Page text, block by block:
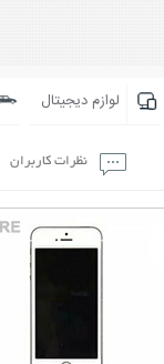
لوازم دیجیتال
نظرات کاربران